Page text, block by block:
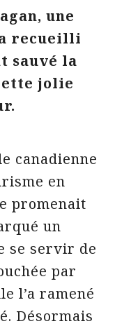
une
recueilli
sauvé la
jolie
canadienne
en
promenait
un
se servir de
par
l’a ramené
Désormais